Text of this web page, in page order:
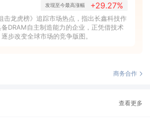
发现至今最高涨幅 +29.27%
击龙虎榜》追踪市场热点，指出长鑫科技作
DRAM自主制造能力的企业，正凭借技术
步改变全球市场的竞争版图。
商务合作
查看更多